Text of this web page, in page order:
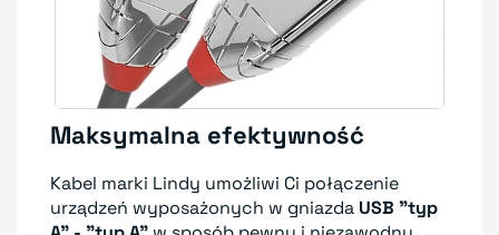
Maksymalna efektywność
Kabel marki Lindy umożliwi Ci połączenie
urządzeń wyposażonych w gniazda USB "typ